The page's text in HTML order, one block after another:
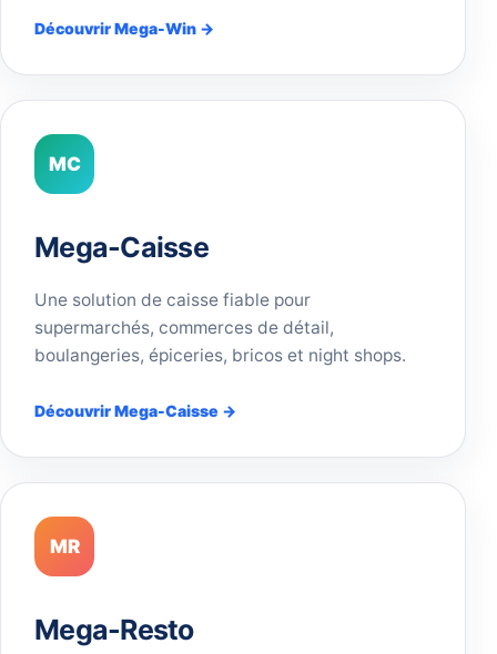
Découvrir Mega-Win →
MC
Mega-Caisse
Une solution de caisse fiable pour
supermarchés, commerces de détail,
boulangeries, épiceries, bricos et night shops.
Découvrir Mega-Caisse →
MR
Mega-Resto